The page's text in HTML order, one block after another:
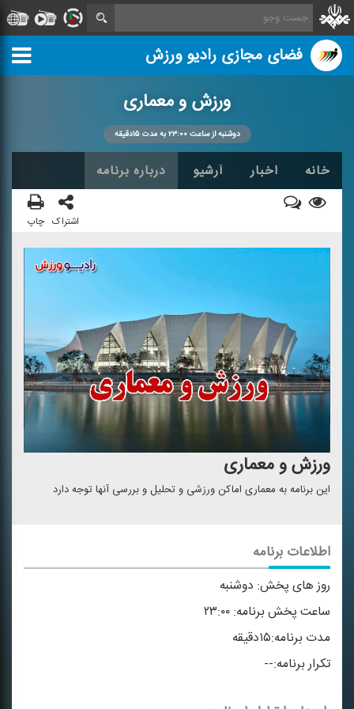
فضای مجازی رادیو ورزش
ورزش و معماری
دوشنبه از ساعت ۲۳:۰۰ به مدت ۱۵دقیقه
خانه اخبار آرشیو درباره برنامه
اشتراک چاپ
ورزش و معماری
این برنامه به معماری اماكن ورزشی و تحلیل و بررسی آنها توجه دارد
اطلاعات برنامه
روز های پخش: دوشنبه
ساعت پخش برنامه:
مدت برنامه:۱۵دقیقه
تکرار برنامه:--